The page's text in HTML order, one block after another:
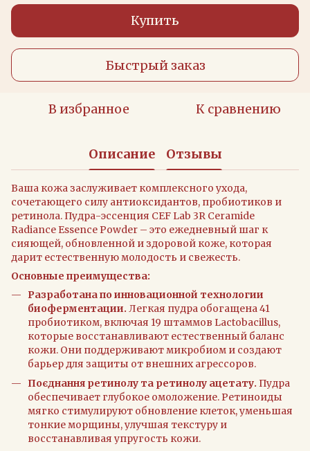
Купить
Быстрый заказ
В избранное К сравнению
Описание Отзывы
Ваша кожа заслуживает комплексного ухода,
сочетающего силу антиоксидантов, пробиотиков и
ретинола. Пудра-эссенция CEF Lab 3R Ceramide
Radiance Essence Powder – это ежедневный шаг к
сияющей, обновленной и здоровой коже, которая
дарит естественную молодость и свежесть.
Основные преимущества:
Разработана по инновационной технологии
биоферментации. Легкая пудра обогащена 41
пробиотиком, включая 19 штаммов Lactobacillus,
которые восстанавливают естественный баланс
кожи. Они поддерживают микробиом и создают
барьер для защиты от внешних агрессоров.
Поєднання ретинолу та ретинолу ацетату. Пудра
обеспечивает глубокое омоложение. Ретиноиды
мягко стимулируют обновление клеток, уменьшая
тонкие морщины, улучшая текстуру и
восстанавливая упругость кожи.